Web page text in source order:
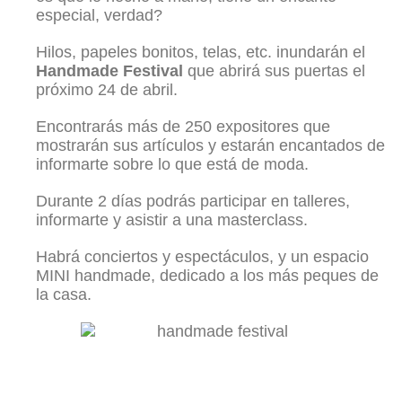
especial, verdad?
Hilos, papeles bonitos, telas, etc. inundarán el
Handmade Festival que abrirá sus puertas el
próximo 24 de abril.
Encontrarás más de 250 expositores que
mostrarán sus artículos y estarán encantados de
informarte sobre lo que está de moda.
Durante 2 días podrás participar en talleres,
informarte y asistir a una masterclass.
Habrá conciertos y espectáculos, y un espacio
MINI handmade, dedicado a los más peques de
la casa.